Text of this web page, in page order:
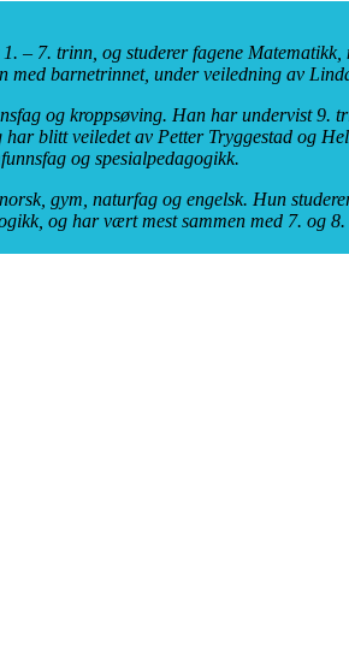
– 7. trinn, og studerer fagene
med barnetrinnet, under veiledning av
og kroppsøving. Han har undervist 9.
blitt veiledet av Petter Tryggestad og
og spesialpedagogikk.
gym, naturfag og engelsk. Hun
og har vært mest sammen med 7. og